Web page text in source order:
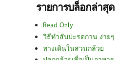
รายการบล็อกล่าสุด
Read Only
วิธีทำสับปะรดกวน ง่ายๆ
ทางเดินในสวนกล้วย